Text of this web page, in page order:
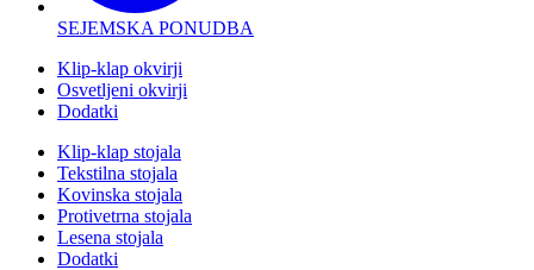
SEJEMSKA PONUDBA
Klip-klap okvirji
Osvetljeni okvirji
Dodatki
Klip-klap stojala
Tekstilna stojala
Kovinska stojala
Protivetrna stojala
Lesena stojala
Dodatki